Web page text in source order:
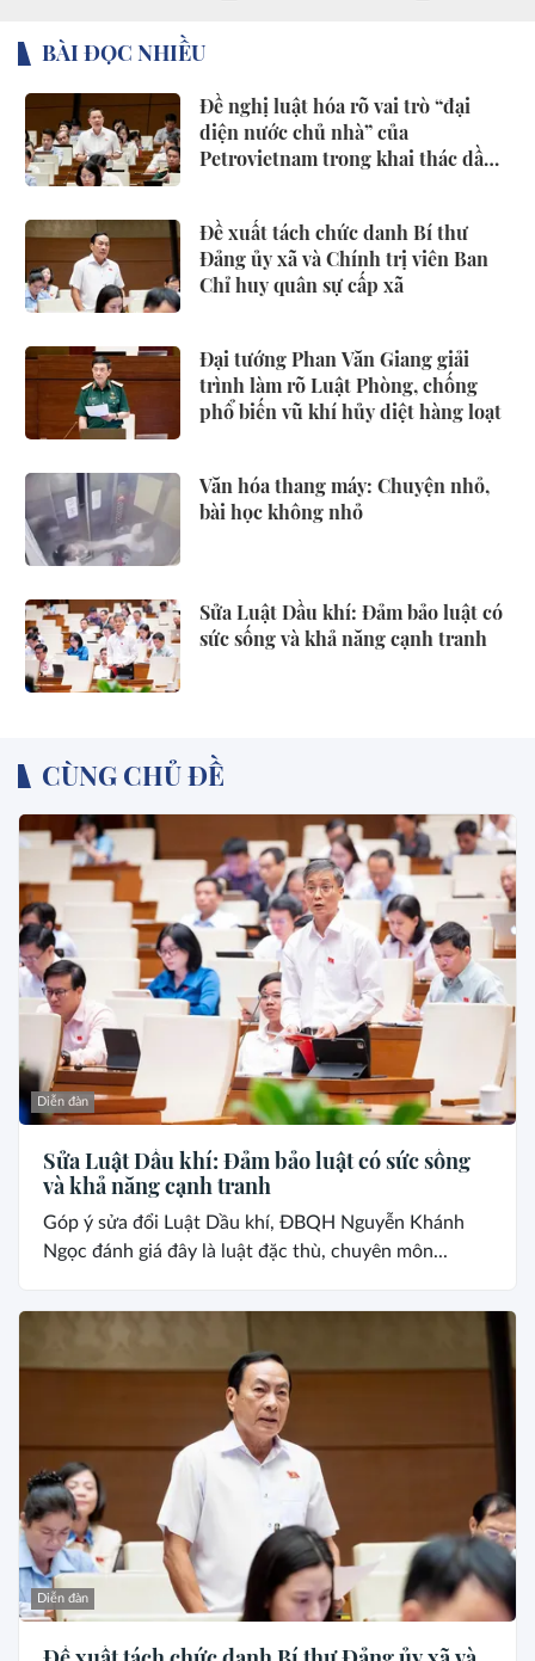
BÀI ĐỌC NHIỀU
Đề nghị luật hóa rõ vai trò “đại
diện nước chủ nhà” của
Petrovietnam trong khai thác dầu
Đề xuất tách chức danh Bí thư
Đảng ủy xã và Chính trị viên Ban
Chỉ huy quân sự cấp xã
Đại tướng Phan Văn Giang giải
trình làm rõ Luật Phòng, chống
phổ biến vũ khí hủy diệt hàng loạt
Văn hóa thang máy: Chuyện nhỏ,
bài học không nhỏ
Sửa Luật Dầu khí: Đảm bảo luật có
sức sống và khả năng cạnh tranh
CÙNG CHỦ ĐỀ
Diễn đàn
Sửa Luật Dầu khí: Đảm bảo luật có sức sống
và khả năng cạnh tranh
Góp ý sửa đổi Luật Dầu khí, ĐBQH Nguyễn Khánh
Ngọc đánh giá đây là luật đặc thù, chuyên môn...
Diễn đàn